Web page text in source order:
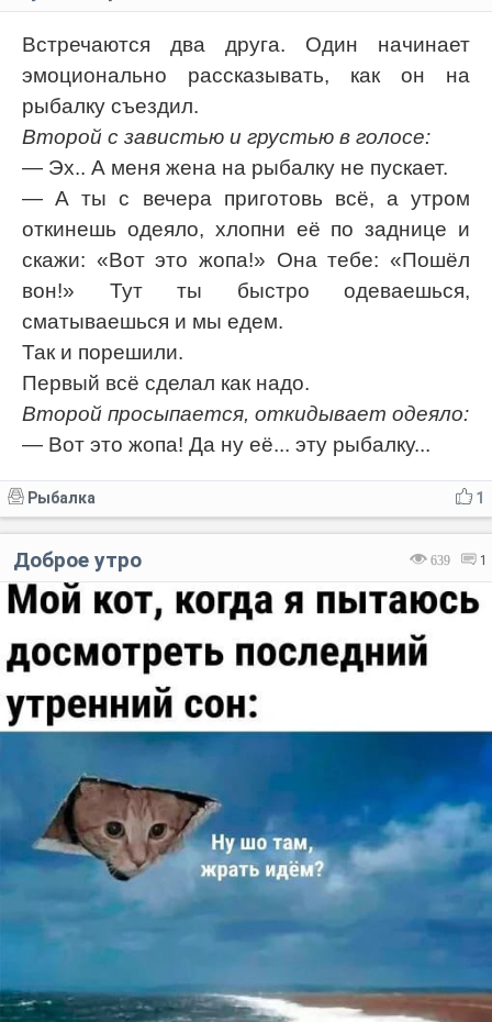
Встречаются два друга. Один начинает
эмоционально рассказывать, как он на
рыбалку съездил.
Второй с завистью и грустью в голосе:
— Эх.. А меня жена на рыбалку не пускает.
— А ты с вечера приготовь всё, а утром
откинешь одеяло, хлопни её по заднице и
скажи: «Вот это жопа!» Она тебе: «Пошёл
вон!» Тут ты быстро одеваешься,
сматываешься и мы едем.
Так и порешили.
Первый всё сделал как надо.
Второй просыпается, откидывает одеяло:
— Вот это жопа! Да ну её... эту рыбалку...
1
Рыбалка
639 1
Доброе утро